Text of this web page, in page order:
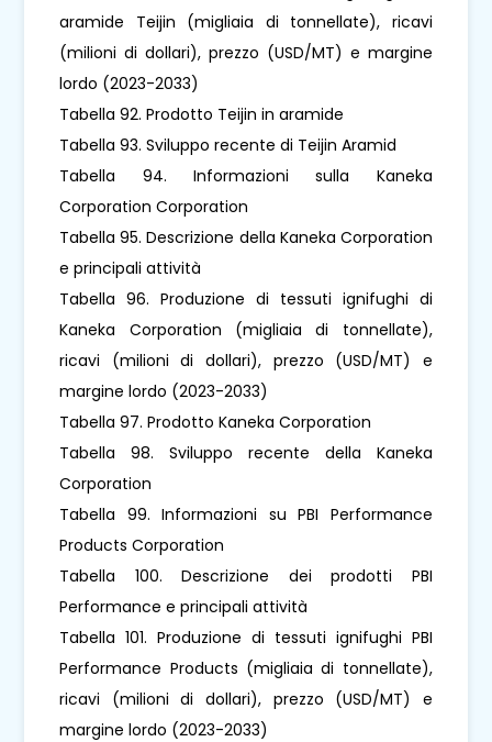
aramide Teijin (migliaia di tonnellate), ricavi
(milioni di dollari), prezzo (USD/MT) e margine
lordo (2023-2033)
Tabella 92. Prodotto Teijin in aramide
Tabella 93. Sviluppo recente di Teijin Aramid
Tabella 94. Informazioni sulla Kaneka
Corporation Corporation
Tabella 95. Descrizione della Kaneka Corporation
e principali attività
Tabella 96. Produzione di tessuti ignifughi di
Kaneka Corporation (migliaia di tonnellate),
ricavi (milioni di dollari), prezzo (USD/MT) e
margine lordo (2023-2033)
Tabella 97. Prodotto Kaneka Corporation
Tabella 98. Sviluppo recente della Kaneka
Corporation
Tabella 99. Informazioni su PBI Performance
Products Corporation
Tabella 100. Descrizione dei prodotti PBI
Performance e principali attività
Tabella 101. Produzione di tessuti ignifughi PBI
Performance Products (migliaia di tonnellate),
ricavi (milioni di dollari), prezzo (USD/MT) e
margine lordo (2023-2033)